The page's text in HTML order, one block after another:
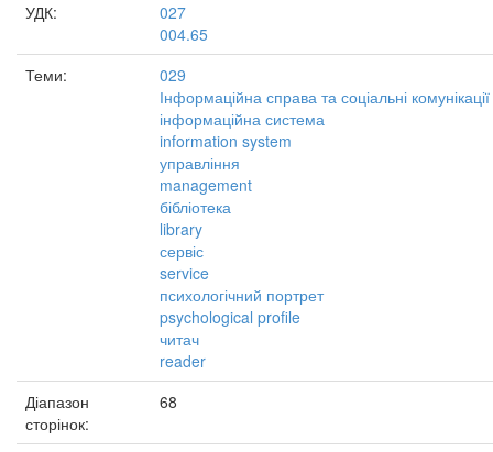
УДК:
027
004.65
Теми:
029
Інформаційна справа та соціальні комунікації
інформаційна система
information system
управління
management
бібліотека
library
сервіс
service
психологічний портрет
psychological profile
читач
reader
Діапазон
сторінок:
68